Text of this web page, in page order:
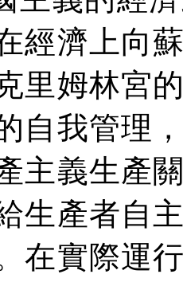
經濟上向
里姆林宮
自我管理
主義生產
生產者自
在實際運